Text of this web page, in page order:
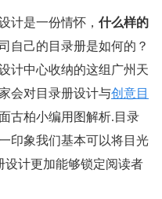
计是一份情怀， 什么样的
自己的目录册是如何的？
计中心收纳的这组广州天
会对目录册设计与创意目
古柏小编用图解析.目录
印象我们基本可以将目光
设计更加能够锁定阅读者